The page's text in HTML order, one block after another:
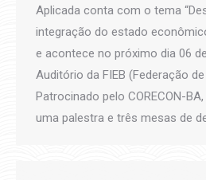
Aplicada conta com o tema
integração do estado
e acontece no próximo dia 06
Auditório da FIEB (Federação
Patrocinado pelo CORECON-
uma palestra e três mesas de